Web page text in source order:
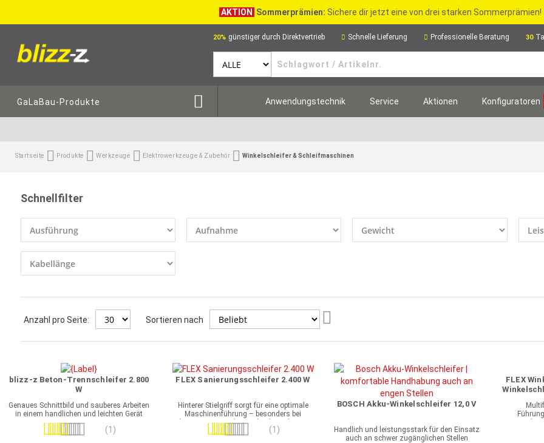
AKTION Sommerprämien: Sichere dir jetzt eine von drei starken Sommerprämien!
20% günstiger durch Direktvertrieb Schnelle Lieferung Professionelle Beratung 30
GaLaBau-Produkte Anwendungstechnik Service Aktionen Konfiguratoren
Startseite Produkte Werkzeuge Elektrowerkzeuge & Zubehör Winkelschleifer & Schleifmaschinen
Schnellfilter
Anzahl pro Seite: Sortieren nach
blizz-z Beton-Trennschleifer 2.800
W
Genaues Schnittbild und sauberes Arbeiten
in einem handlichen und leichten Gerät
Bewertung:
(1)
FLEX Sanierungsschleifer 2.400 W
Hinterer Stielgriff sorgt für eine optimale
Maschinenführung – besonders bei
langwierigen und ermüdenden Arbeiten
Bewertung: (1)
BOSCH Akku-Winkelschleifer 12,0 V
Handlich und leistungsstark für den Einsatz
auch an schwer zugänglichen Stellen
FLEX